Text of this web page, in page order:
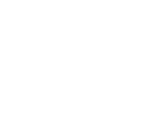
Польза от
витамины
крапиве и